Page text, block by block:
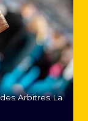
Arbitres La